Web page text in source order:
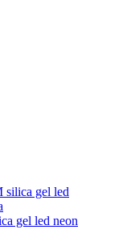
gel led neon